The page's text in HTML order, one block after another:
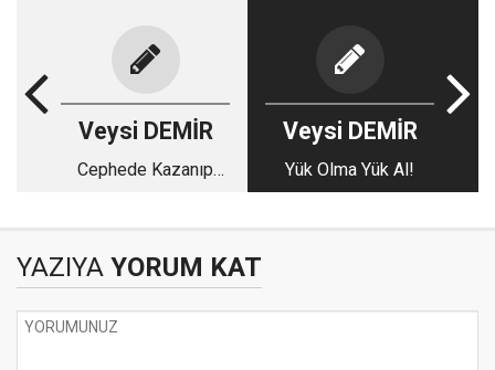
Veysi DEMİR
Cephede Kazanıp
Veysi DEMİR
Yük Olma Yük Al!
YAZIYA YORUM KAT